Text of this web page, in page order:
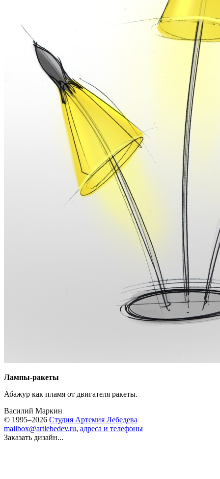
Лампы-ракеты
Абажур как пламя от двигателя ракеты.
Василий Маркин
© 1995–2026 Студия Артемия Лебедева
mailbox@artlebedev.ru, адреса и телефоны
Заказать дизайн...